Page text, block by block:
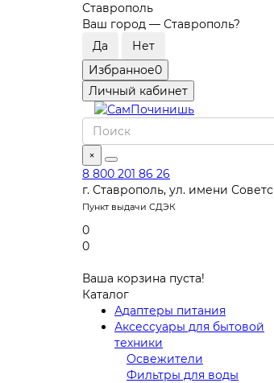
Ставрополь
Ваш город — Ставрополь?
Избранное0
Личный кабинет
×
8 800 201 86 26
г. Ставрополь, ул. имени
Пункт выдачи СДЭК
0
0
Ваша корзина пуста!
Каталог
Адаптеры питания
Аксессуары для бытовой
техники
Освежители
Фильтры для воды